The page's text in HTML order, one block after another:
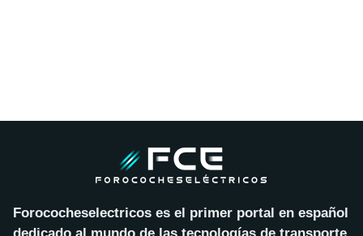
Forococheselectricos es el primer portal en español